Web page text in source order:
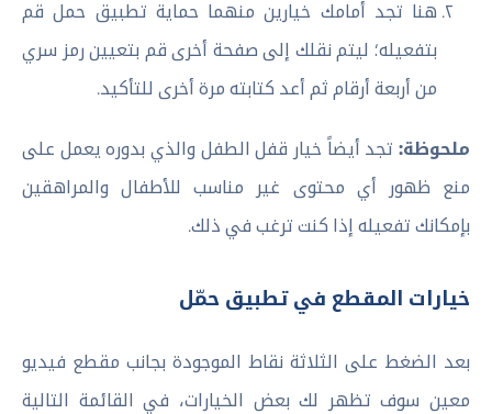
هنا تجد أمامك خيارين منهما حماية تطبيق حمل قم
بتفعيله؛ ليتم نقلك إلى صفحة أخرى قم بتعيين رمز سري
من أربعة أرقام ثم أعد كتابته مرة أخرى للتأكيد.
ملحوظة: تجد أيضاً خيار قفل الطفل والذي بدوره يعمل على
منع ظهور أي محتوى غير مناسب للأطفال والمراهقين
بإمكانك تفعيله إذا كنت ترغب في ذلك.
خيارات المقطع في تطبيق حمّل
بعد الضغط على الثلاثة نقاط الموجودة بجانب مقطع فيديو
معين سوف تظهر لك بعض الخيارات، في القائمة التالية